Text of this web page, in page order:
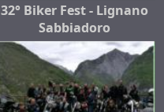
32° Biker Fest - Lignano
Sabbiadoro